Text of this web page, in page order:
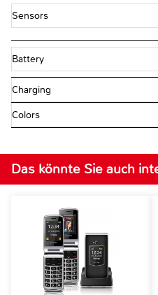
Sensors
Battery
Charging
Colors
Das könnte Sie auch